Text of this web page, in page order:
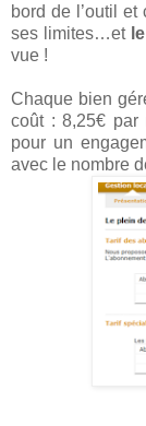
bord de l’outil
ses limites…et
vue !
Chaque bien
coût : 8,25€ par
pour un
avec le nombre